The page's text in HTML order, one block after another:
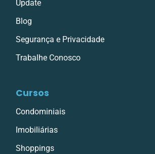
Update
Blog
Segurança e Privacidade
Trabalhe Conosco
Cursos
Condominiais
Imobiliárias
Shoppings